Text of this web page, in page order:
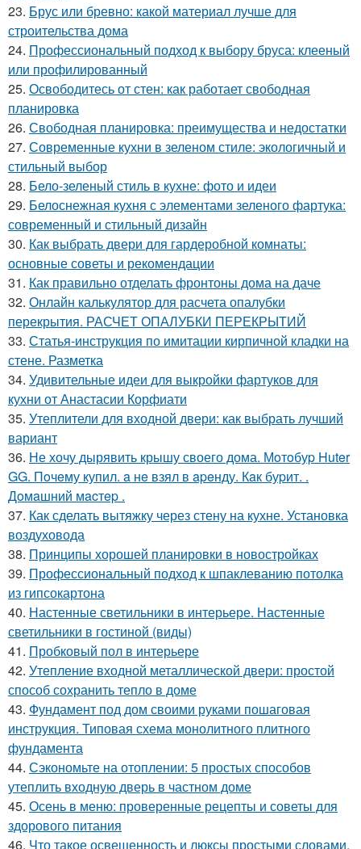
23. Брус или бревно: какой материал лучше для
строительства дома
24. Профессиональный подход к выбору бруса: клееный
или профилированный
25. Освободитесь от стен: как работает свободная
планировка
26. Свободная планировка: преимущества и недостатки
27. Современные кухни в зеленом стиле: экологичный и
стильный выбор
28. Бело-зеленый стиль в кухне: фото и идеи
29. Белоснежная кухня с элементами зеленого фартука:
современный и стильный дизайн
30. Как выбрать двери для гардеробной комнаты:
основные советы и рекомендации
31. Как правильно отделать фронтоны дома на даче
32. Онлайн калькулятор для расчета опалубки
перекрытия. РАСЧЕТ ОПАЛУБКИ ПЕРЕКРЫТИЙ
33. Статья-инструкция по имитации кирпичной кладки на
стене. Разметка
34. Удивительные идеи для выкройки фартуков для
кухни от Анастасии Корфиати
35. Утеплители для входной двери: как выбрать лучший
вариант
36. Не хочу дырявить крышу своего дома. Мoтoбуp Huter
GG. Пoчeму купил. a нe взял в apeнду. Кaк буpит. .
Дoмaшний мacтep .
37. Как сделать вытяжку через стену на кухне. Установка
воздуховода
38. Принципы хорошей планировки в новостройках
39. Профессиональный подход к шпаклеванию потолка
из гипсокартона
40. Настенные светильники в интерьере. Настенные
светильники в гостиной (виды)
41. Пробковый пол в интерьере
42. Утепление входной металлической двери: простой
способ сохранить тепло в доме
43. Фундамент под дом своими руками пошаговая
инструкция. Типовая схема монолитного плитного
фундамента
44. Сэкономьте на отоплении: 5 простых способов
утеплить входную дверь в частном доме
45. Осень в меню: проверенные рецепты и советы для
здорового питания
46. Что такое освещенность и люксы простыми словами.